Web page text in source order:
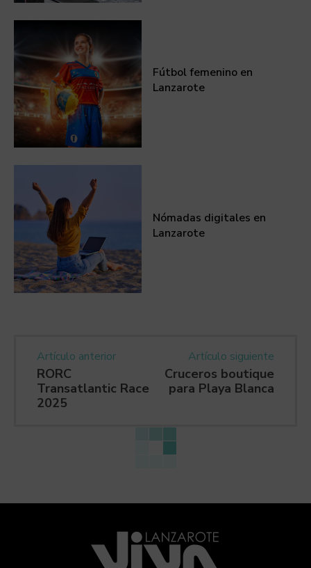
Fútbol femenino en
Lanzarote
Nómadas digitales en
Lanzarote
Artículo anterior
RORC
Transatlantic Race
2025
Artículo siguiente
Cruceros boutique
para Playa Blanca